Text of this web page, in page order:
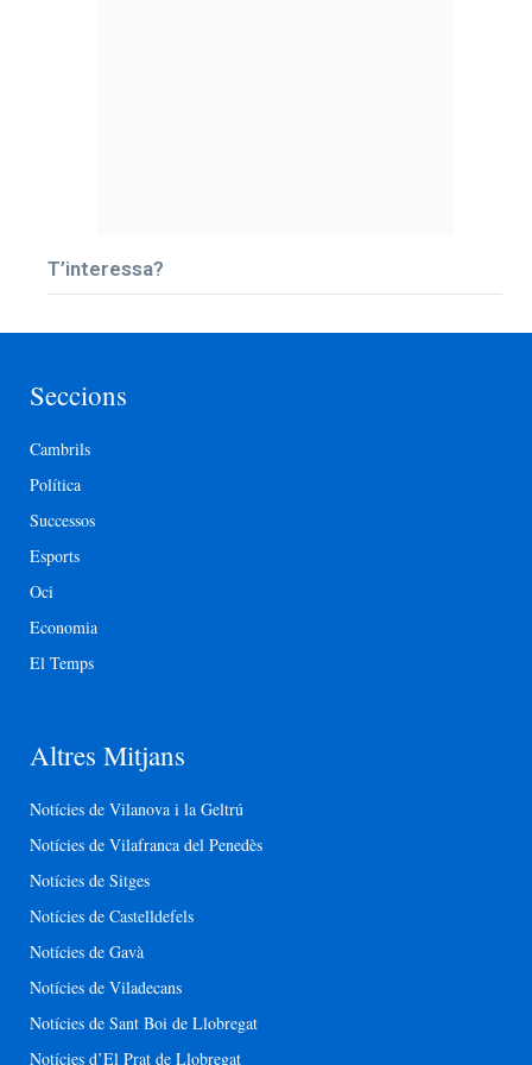
T’interessa?
Seccions
Cambrils
Política
Successos
Esports
Oci
Economia
El Temps
Altres Mitjans
Notícies de Vilanova i la Geltrú
Notícies de Vilafranca del Penedès
Notícies de Sitges
Notícies de Castelldefels
Notícies de Gavà
Notícies de Viladecans
Notícies de Sant Boi de Llobregat
Notícies d’El Prat de Llobregat